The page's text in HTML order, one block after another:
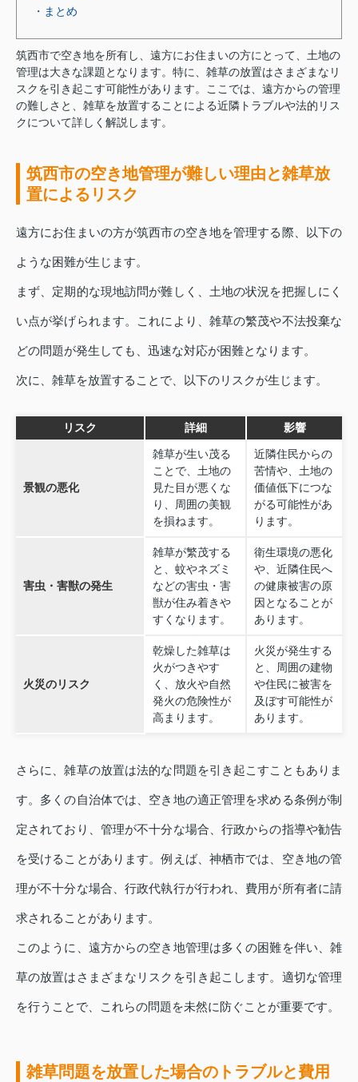
・まとめ
筑西市で空き地を所有し、遠方にお住まいの方にとって、土地の
管理は大きな課題となります。特に、雑草の放置はさまざまなリ
スクを引き起こす可能性があります。ここでは、遠方からの管理
の難しさと、雑草を放置することによる近隣トラブルや法的リス
クについて詳しく解説します。
筑西市の空き地管理が難しい理由と雑草放
置によるリスク
遠方にお住まいの方が筑西市の空き地を管理する際、以下の
ような困難が生じます。
まず、定期的な現地訪問が難しく、土地の状況を把握しにく
い点が挙げられます。これにより、雑草の繁茂や不法投棄な
どの問題が発生しても、迅速な対応が困難となります。
次に、雑草を放置することで、以下のリスクが生じます。
リスク 詳細 影響
景観の悪化
雑草が生い茂る
ことで、土地の
見た目が悪くな
り、周囲の美観
を損ねます。
近隣住民からの
苦情や、土地の
価値低下につな
がる可能性があ
ります。
害虫・害獣の発生
雑草が繁茂する
と、蚊やネズミ
などの害虫・害
獣が住み着きや
すくなります。
衛生環境の悪化
や、近隣住民へ
の健康被害の原
因となることが
あります。
火災のリスク
乾燥した雑草は
火がつきやす
く、放火や自然
発火の危険性が
高まります。
火災が発生する
と、周囲の建物
や住民に被害を
及ぼす可能性が
あります。
さらに、雑草の放置は法的な問題を引き起こすこともありま
す。多くの自治体では、空き地の適正管理を求める条例が制
定されており、管理が不十分な場合、行政からの指導や勧告
を受けることがあります。例えば、神栖市では、空き地の管
理が不十分な場合、行政代執行が行われ、費用が所有者に請
求されることがあります。
このように、遠方からの空き地管理は多くの困難を伴い、雑
草の放置はさまざまなリスクを引き起こします。適切な管理
を行うことで、これらの問題を未然に防ぐことが重要です。
雑草問題を放置した場合のトラブルと費用